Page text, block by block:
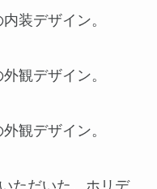
ただいた、ホリデ